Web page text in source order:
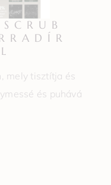
mely tisztítja és
és puhává